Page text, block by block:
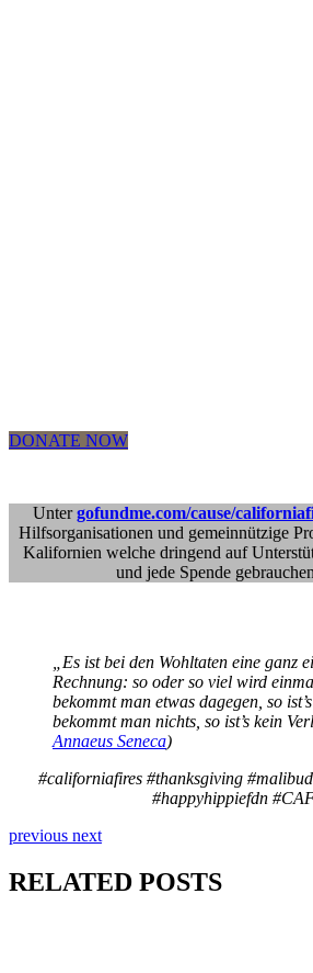
DONATE NOW
Untergofundme.com/cause/
Hilfsorganisationen und gemeinnützige
Kalifornien welche dringend auf
und jede Spende
„Es ist bei den Wohltaten eine ganz
Rechnung: so oder so viel wird
bekommt man etwas dagegen, so
bekommt man nichts, so ist’s kein
Annaeus Seneca)
#californiafires #thanksgiving
#happyhippiefdn
previous next
RELATED POSTS